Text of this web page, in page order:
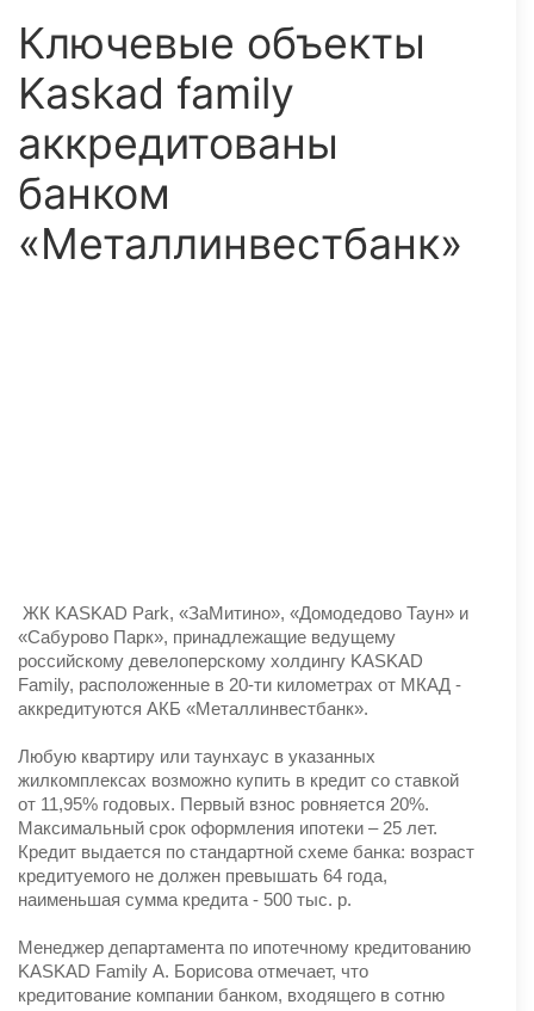
Ключевые объекты
Kaskad family
аккредитованы
банком
«Металлинвестбанк»
ЖК KASKAD Park, «ЗаМитино», «Домодедово Таун» и
«Сабурово Парк», принадлежащие ведущему
российскому девелоперскому холдингу KASKAD
Family, расположенные в 20-ти километрах от МКАД -
аккредитуются АКБ «Металлинвестбанк».
Любую квартиру или таунхаус в указанных
жилкомплексах возможно купить в кредит со ставкой
от 11,95% годовых. Первый взнос ровняется 20%.
Максимальный срок оформления ипотеки – 25 лет.
Кредит выдается по стандартной схеме банка: возраст
кредитуемого не должен превышать 64 года,
наименьшая сумма кредита - 500 тыс. р.
Менеджер департамента по ипотечному кредитованию
KASKAD Family А. Борисова отмечает, что
кредитование компании банком, входящего в сотню